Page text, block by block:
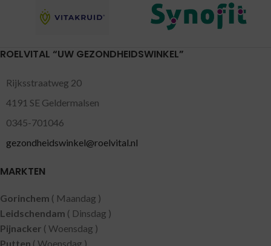
ROELVITAL “UW GEZONDHEIDSWINKEL”
Rijksstraatweg 20
4191 SE Geldermalsen
0345-701046
gezondheidswinkel@roelvital.nl
MARKTEN
Gorinchem ( Maandag )
Leidschendam ( Dinsdag )
Pijnacker ( Woensdag )
Putten ( Woensdag )